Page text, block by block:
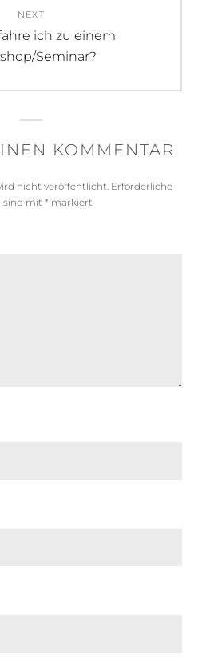
NEXT
ich zu einem
Seminar?
KOMMENTAR
nicht veröffentlicht. Erforderliche
sind mit * markiert